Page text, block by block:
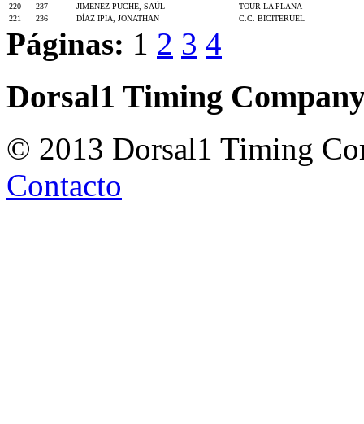
220
237 JIMENEZ PUCHE, SAÚL
TOUR LA PLANA
221
236 DÍAZ IPIA, JONATHAN C.C. BICITERUEL
Páginas: 1 2 3 4
Dorsal1 Timing
© 2013 Dorsal1 Timing
Contacto